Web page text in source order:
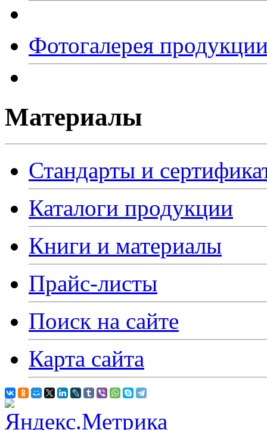
Фотогалерея
Материалы
Стандарты и
Каталоги продукции
Книги и материалы
Прайс-листы
Поиск на сайте
Карта сайта